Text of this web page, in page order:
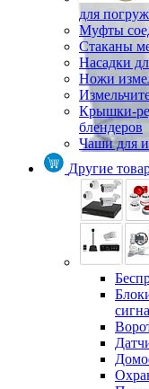
для
Муфты
Стаканы
Насадки
Ножи
Крышки-
блендеров
Чаши для
Другие